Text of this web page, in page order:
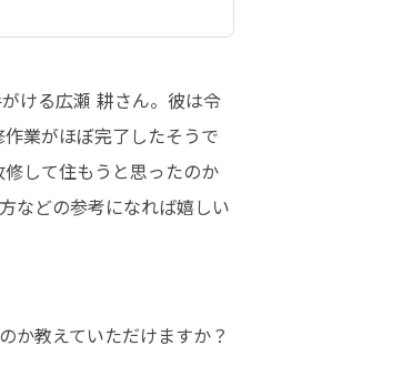
ける広瀬 耕さん。彼は令
業がほぼ完了したそうで
して住もうと思ったのか
などの参考になれば嬉しい
か教えていただけますか？